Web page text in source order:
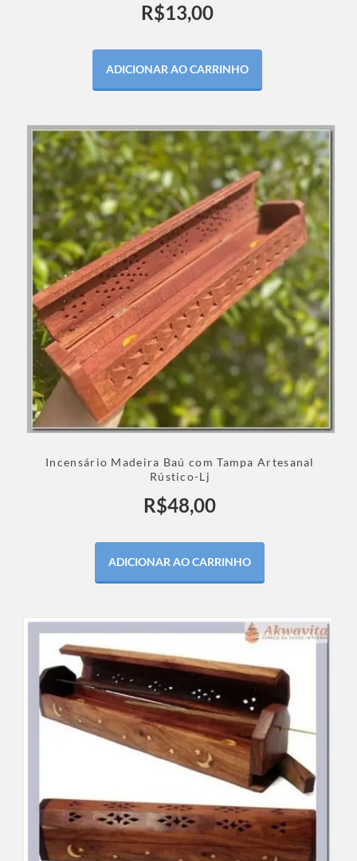
R$13,00
ADICIONAR AO CARRINHO
Incensário Madeira Baú com Tampa Artesanal
Rústico-Lj
R$48,00
ADICIONAR AO CARRINHO